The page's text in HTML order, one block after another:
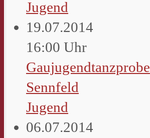
Jugend
19.07.2014
16:00 Uhr
Gaujugendtanzprobe
Sennfeld
Jugend
06.07.2014